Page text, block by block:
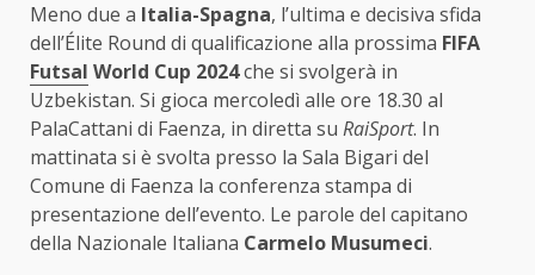
Meno due a Italia-Spagna, l’ultima e decisiva sfida
dell’Élite Round di qualificazione alla prossima FIFA
Futsal World Cup 2024che si svolgerà in
Uzbekistan. Si gioca mercoledì alle ore 18.30 al
PalaCattani di Faenza, in diretta su RaiSport. In
mattinata si è svolta presso la Sala Bigari del
Comune di Faenza la conferenza stampa di
presentazione dell’evento. Le parole del capitano
della Nazionale Italiana Carmelo Musumeci.